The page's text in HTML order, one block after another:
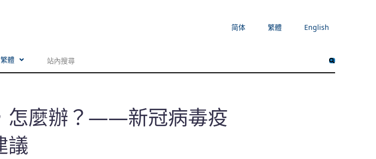
简体 繁體 English
繁體
怎麼辦？——新冠病毒疫
議